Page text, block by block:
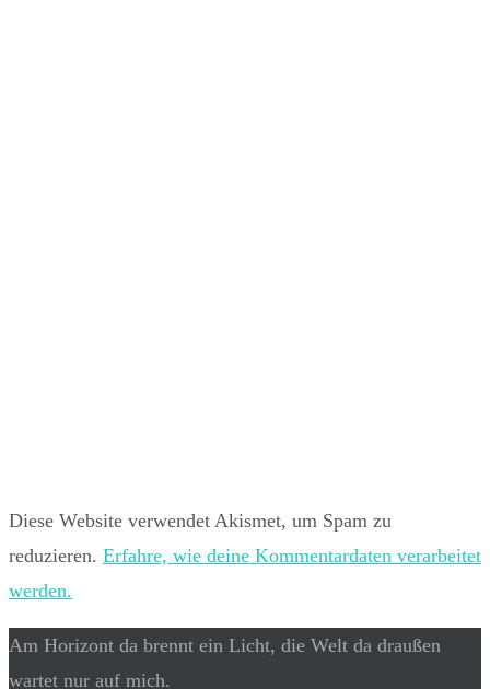
Diese Website verwendet Akismet, um Spam zu
reduzieren. Erfahre, wie deine Kommentardaten verarbeitet
werden.
Am Horizont da brennt ein Licht, die Welt da draußen
wartet nur auf mich.